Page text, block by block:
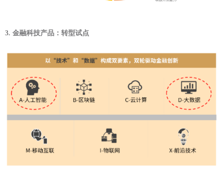
3. 金融科技产品：转型试点